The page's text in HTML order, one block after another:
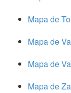
Mapa de
Mapa de
Mapa de
Mapa de